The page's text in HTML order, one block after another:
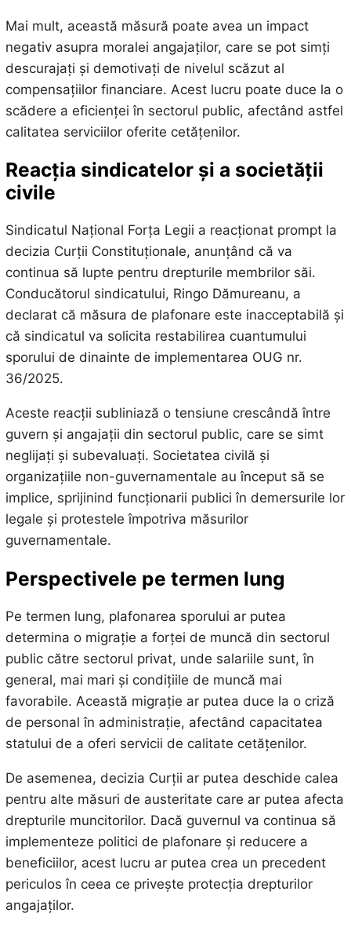
Mai mult, această măsură poate avea un impact
negativ asupra moralei angajaților, care se pot simți
descurajați și demotivați de nivelul scăzut al
compensațiilor financiare. Acest lucru poate duce la o
scădere a eficienței în sectorul public, afectând astfel
calitatea serviciilor oferite cetățenilor.
Reacția sindicatelor și a societății
civile
Sindicatul Național Forța Legii a reacționat prompt la
decizia Curții Constituționale, anunțând că va
continua să lupte pentru drepturile membrilor săi.
Conducătorul sindicatului, Ringo Dămureanu, a
declarat că măsura de plafonare este inacceptabilă și
că sindicatul va solicita restabilirea cuantumului
sporului de dinainte de implementarea OUG nr.
36/2025.
Aceste reacții subliniază o tensiune crescândă între
guvern și angajații din sectorul public, care se simt
neglijați și subevaluați. Societatea civilă și
organizațiile non-guvernamentale au început să se
implice, sprijinind funcționarii publici în demersurile lor
legale și protestele împotriva măsurilor
guvernamentale.
Perspectivele pe termen lung
Pe termen lung, plafonarea sporului ar putea
determina o migrație a forței de muncă din sectorul
public către sectorul privat, unde salariile sunt, în
general, mai mari și condițiile de muncă mai
favorabile. Această migrație ar putea duce la o criză
de personal în administrație, afectând capacitatea
statului de a oferi servicii de calitate cetățenilor.
De asemenea, decizia Curții ar putea deschide calea
pentru alte măsuri de austeritate care ar putea afecta
drepturile muncitorilor. Dacă guvernul va continua să
implementeze politici de plafonare și reducere a
beneficiilor, acest lucru ar putea crea un precedent
periculos în ceea ce privește protecția drepturilor
angajaților.